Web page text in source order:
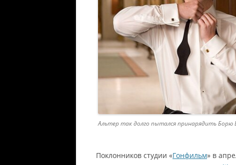
Альтер так долго пытался принарядить Борю
Поклонников студии «Гонфильм» в